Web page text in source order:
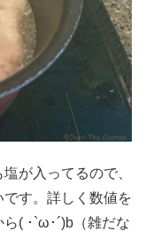
が入ってるので、
す。詳しく数値を
( ･`ω･´)b（雑だな